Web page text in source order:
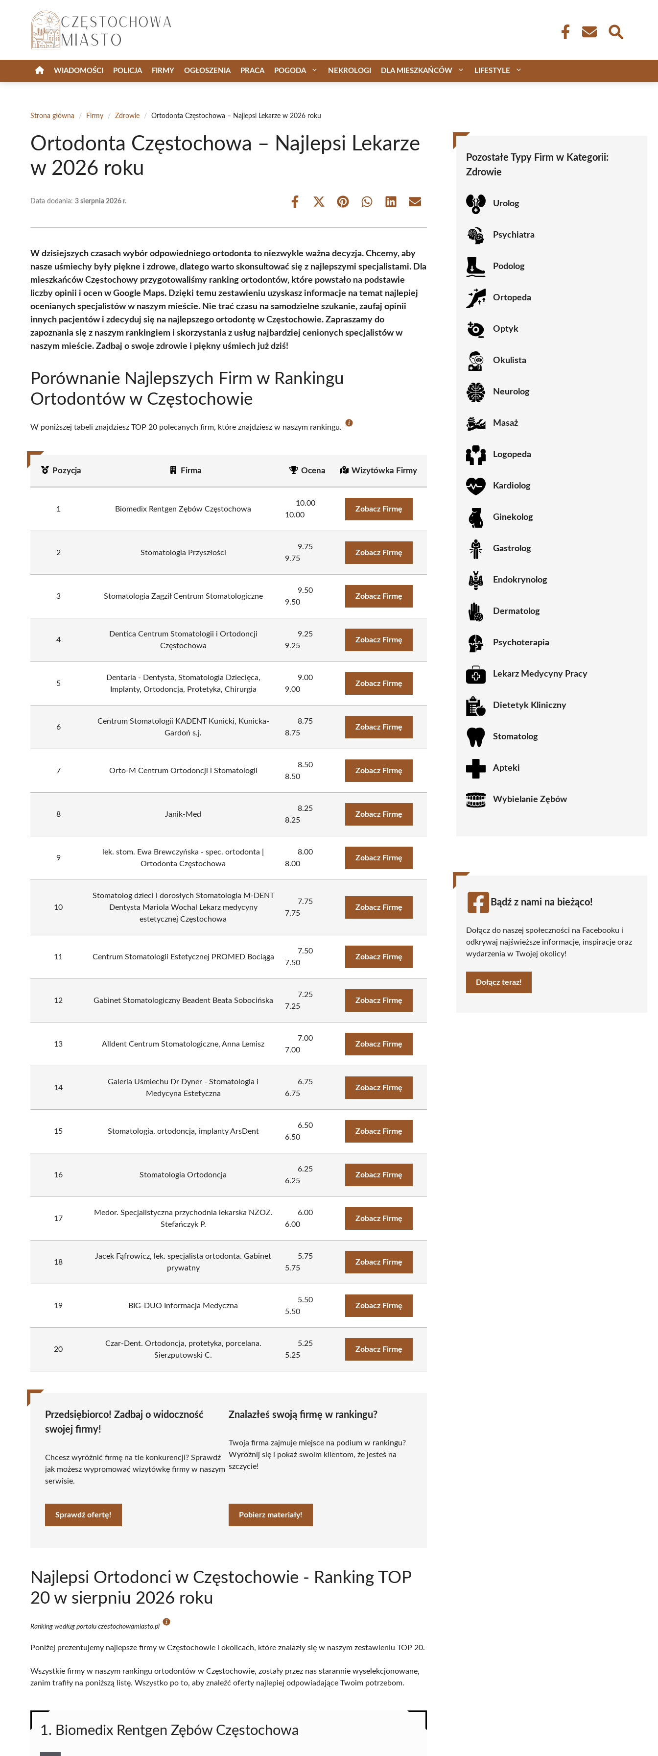
WIADOMOŚCI POLICJA FIRMY OGŁOSZENIA PRACA POGODA NEKROLOGI DLA MIESZKAŃCÓW LIFESTYLE
Strona główna / Firmy / Zdrowie / Ortodonta Częstochowa – Najlepsi Lekarze w 2026 roku
Ortodonta Częstochowa – Najlepsi Lekarze
w 2026 roku
Data dodania: 3 sierpnia 2026 r.
Share
Share
(Twitter)
Share Share Share Share
W dzisiejszych czasach wybór odpowiedniego ortodonta to niezwykle ważna decyzja. Chcemy, aby
nasze uśmiechy były piękne i zdrowe, dlatego warto skonsultować się z najlepszymi specjalistami. Dla
mieszkańców Częstochowy przygotowaliśmy ranking ortodontów, które powstało na podstawie
liczby opinii i ocen w Google Maps. Dzięki temu zestawieniu uzyskasz informacje na temat najlepiej
ocenianych specjalistów w naszym mieście. Nie trać czasu na samodzielne szukanie, zaufaj opinii
innych pacjentów i zdecyduj się na najlepszego ortodontę w Częstochowie. Zapraszamy do
zapoznania się z naszym rankingiem i skorzystania z usług najbardziej cenionych specjalistów w
naszym mieście. Zadbaj o swoje zdrowie i piękny uśmiech już dziś!
Porównanie Najlepszych Firm w Rankingu
Ortodontów w Częstochowie
W poniższej tabeli znajdziesz TOP 20 polecanych firm, które znajdziesz w naszym rankingu.
Pozycja Firma Ocena Wizytówka Firmy
1 Biomedix Rentgen Zębów Częstochowa
10.00
10.00
Zobacz Firmę
2 Stomatologia Przyszłości
9.75
9.75
Zobacz Firmę
3 Stomatologia Zagził Centrum Stomatologiczne
9.50
9.50
Zobacz Firmę
4
Dentica Centrum Stomatologii i Ortodoncji
Częstochowa
9.25
9.25
Zobacz Firmę
5
Dentaria - Dentysta, Stomatologia Dziecięca,
Implanty, Ortodoncja, Protetyka, Chirurgia
9.00
9.00
Zobacz Firmę
6
Centrum Stomatologii KADENT Kunicki, Kunicka-
Gardoń s.j.
8.75
8.75
Zobacz Firmę
7 Orto-M Centrum Ortodoncji i Stomatologii
8.50
8.50
Zobacz Firmę
8 Janik-Med
8.25
8.25
Zobacz Firmę
9
lek. stom. Ewa Brewczyńska - spec. ortodonta |
Ortodonta Częstochowa
8.00
8.00
Zobacz Firmę
10
Stomatolog dzieci i dorosłych Stomatologia M-DENT
Dentysta Mariola Wochal Lekarz medycyny
estetycznej Częstochowa
7.75
7.75
Zobacz Firmę
11 Centrum Stomatologii Estetycznej PROMED Bociąga
7.50
7.50
Zobacz Firmę
12 Gabinet Stomatologiczny Beadent Beata Sobocińska
7.25
7.25
Zobacz Firmę
13 Alldent Centrum Stomatologiczne, Anna Lemisz
7.00
7.00
Zobacz Firmę
14
Galeria Uśmiechu Dr Dyner - Stomatologia i
Medycyna Estetyczna
6.75
6.75
Zobacz Firmę
15 Stomatologia, ortodoncja, implanty ArsDent
6.50
6.50
Zobacz Firmę
16 Stomatologia Ortodoncja
6.25
6.25
Zobacz Firmę
17
Medor. Specjalistyczna przychodnia lekarska NZOZ.
Stefańczyk P.
6.00
6.00
Zobacz Firmę
18
Jacek Fąfrowicz, lek. specjalista ortodonta. Gabinet
prywatny
5.75
5.75
Zobacz Firmę
19 BIG-DUO Informacja Medyczna
5.50
5.50
Zobacz Firmę
20
Czar-Dent. Ortodoncja, protetyka, porcelana.
Sierzputowski C.
5.25
5.25
Zobacz Firmę
Przedsiębiorco! Zadbaj o widoczność
swojej firmy!
Chcesz wyróżnić firmę na tle konkurencji? Sprawdź
jak możesz wypromować wizytówkę firmy w naszym
serwisie.
Sprawdź ofertę!
Znalazłeś swoją firmę w rankingu?
Twoja firma zajmuje miejsce na podium w rankingu?
Wyróżnij się i pokaż swoim klientom, że jesteś na
szczycie!
Pobierz materiały!
Najlepsi Ortodonci w Częstochowie - Ranking TOP
20 w sierpniu 2026 roku
Ranking według portalu czestochowamiasto.pl
Poniżej prezentujemy najlepsze firmy w Częstochowie i okolicach, które znalazły się w naszym zestawieniu TOP 20.
Wszystkie firmy w naszym rankingu ortodontów w Częstochowie, zostały przez nas starannie wyselekcjonowane,
zanim trafiły na poniższą listę. Wszystko po to, aby znaleźć oferty najlepiej odpowiadające Twoim potrzebom.
1. Biomedix Rentgen Zębów Częstochowa
Pozostałe Typy Firm w Kategorii:
Zdrowie
Urolog
Psychiatra
Podolog
Ortopeda
Optyk
Okulista
Neurolog
Masaż
Logopeda
Kardiolog
Ginekolog
Gastrolog
Endokrynolog
Dermatolog
Psychoterapia
Lekarz Medycyny Pracy
Dietetyk Kliniczny
Stomatolog
Apteki
Wybielanie Zębów
Bądź z nami na bieżąco!
Dołącz do naszej społeczności na Facebooku i
odkrywaj najświeższe informacje, inspiracje oraz
wydarzenia w Twojej okolicy!
Dołącz teraz!